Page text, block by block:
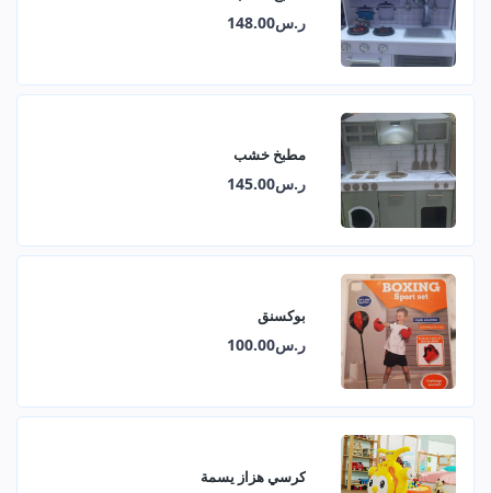
ر.س148.00
مطبخ خشب
ر.س145.00
بوكسنق
ر.س100.00
كرسي هزاز يسمة